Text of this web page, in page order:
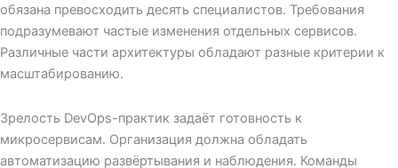
обязана превосходить десять специалистов. Требования
подразумевают частые изменения отдельных сервисов.
Различные части архитектуры обладают разные критерии к
масштабированию.
Зрелость DevOps-практик задаёт готовность к
микросервисам. Организация должна обладать
автоматизацию развёртывания и наблюдения. Команды